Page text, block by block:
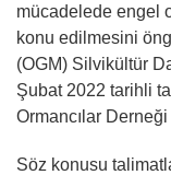
mücadelede engel
konu edilmesini
(OGM) Silvikültür
Şubat 2022 tarihli
Ormancılar
Söz konusu